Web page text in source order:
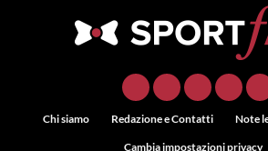
Chi siamo Redazione e Contatti Note
Cambia impostazioni privacy